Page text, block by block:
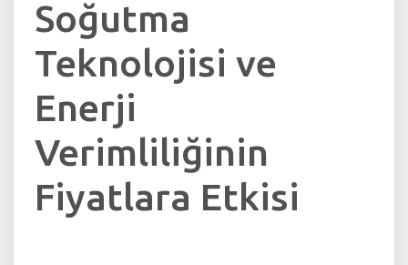
Soğutma
Teknolojisi ve
Enerji
Verimliliğinin
Fiyatlara Etkisi